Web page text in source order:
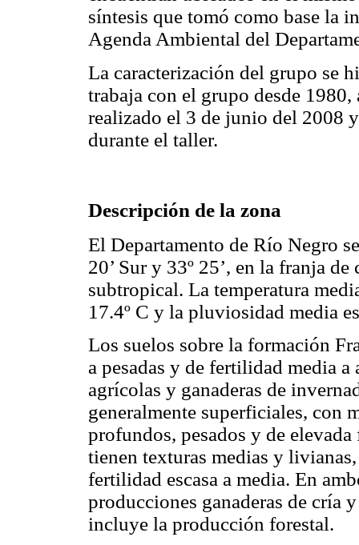
síntesis que tomó como base la
Agenda Ambiental del
La caracterización del grupo se
trabaja con el grupo desde
realizado el 3 de junio del 2008
durante el taller.
Descripción de la zona
El Departamento de Río Negro
20’ Sur y 33º 25’, en la franja
subtropical. La temperatura
17.4º C y la pluviosidad media
Los suelos sobre la formación
a pesadas y de fertilidad media
agrícolas y ganaderas de
generalmente superficiales, con
profundos, pesados y de
tienen texturas medias y
fertilidad escasa a media. En
producciones ganaderas de cría
incluye la producción forestal.